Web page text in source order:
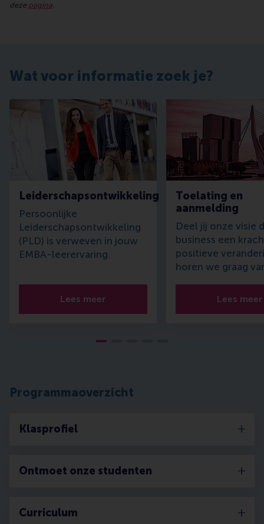
deze pagina
Wat voor informatie zoek je?
Leiderschapsontwikkeling
Persoonlijke
Leiderschapsontwikkeling
(PLD) is verweven in jouw
EMBA-leerervaring.
Lees meer
Toelating en
aanmelding
Deel jij onze visie
business een
positieve
horen we graag
Lees meer
Programmaoverzicht
Klasprofiel
Ontmoet onze studenten
Curriculum